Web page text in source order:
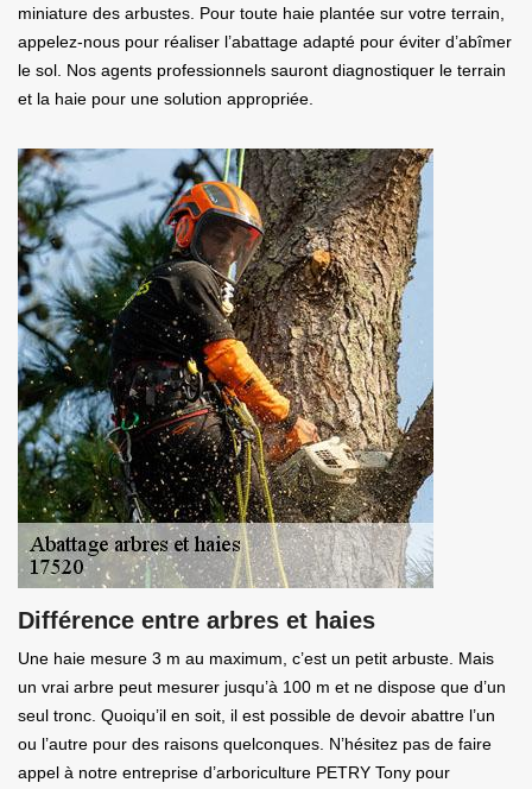
miniature des arbustes. Pour toute haie plantée sur votre terrain,
appelez-nous pour réaliser l’abattage adapté pour éviter d’abîmer
le sol. Nos agents professionnels sauront diagnostiquer le terrain
et la haie pour une solution appropriée.
Différence entre arbres et haies
Une haie mesure 3 m au maximum, c’est un petit arbuste. Mais
un vrai arbre peut mesurer jusqu’à 100 m et ne dispose que d’un
seul tronc. Quoiqu’il en soit, il est possible de devoir abattre l’un
ou l’autre pour des raisons quelconques. N’hésitez pas de faire
appel à notre entreprise d’arboriculture PETRY Tony pour